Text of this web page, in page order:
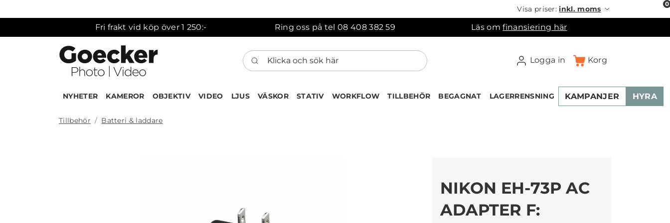
Visa priser:inkl. moms
Fri frakt vid köp över 1 250:- Ring oss på tel 08 408 382 59 Läs omfinansiering här
Klicka och sök här
Logga in Korg
0
NYHETER KAMEROR OBJEKTIV VIDEO LJUS VÄSKOR STATIV WORKFLOW TILLBEHÖR BEGAGNAT LAGERRENSNING KAMPANJER HYRA
Tillbehör Batteri & laddare
NIKON EH-73P AC
ADAPTER F: